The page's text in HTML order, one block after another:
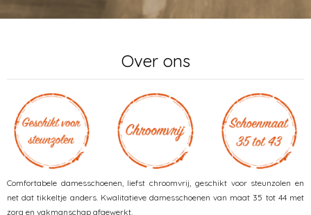
Over ons
Comfortabele damesschoenen, liefst chroomvrij, geschikt voor steunzolen en
net dat tikkeltje anders. Kwalitatieve damesschoenen van maat 35 tot 44 met
zorg en vakmanschap afgewerkt.